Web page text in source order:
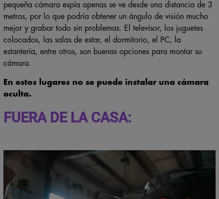
pequeña cámara espía apenas se ve desde una distancia de 3
metros, por lo que podría obtener un ángulo de visión mucho
mejor y grabar todo sin problemas. El televisor, los juguetes
colocados, las salas de estar, el dormitorio, el PC, la
estantería, entre otros, son buenas opciones para montar su
cámara.
En estos lugares no se puede instalar una cámara
oculta.
FUERA DE LA CASA: